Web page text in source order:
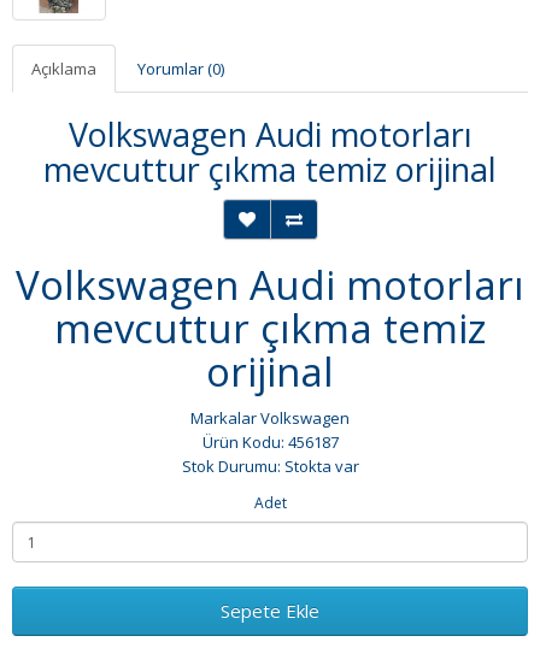
Açıklama Yorumlar (0)
Volkswagen Audi motorları
mevcuttur çıkma temiz orijinal
Volkswagen Audi motorları
mevcuttur çıkma temiz
orijinal
MarkalarVolkswagen
Ürün Kodu: 456187
Stok Durumu: Stokta var
Adet
Sepete Ekle